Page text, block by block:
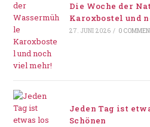
Die Woche der
Karoxbostel und
27. JUNI 2026 / 0
Jeden Tag ist
Schönen